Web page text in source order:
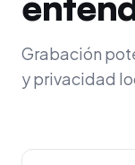
Grabación
y privacidad